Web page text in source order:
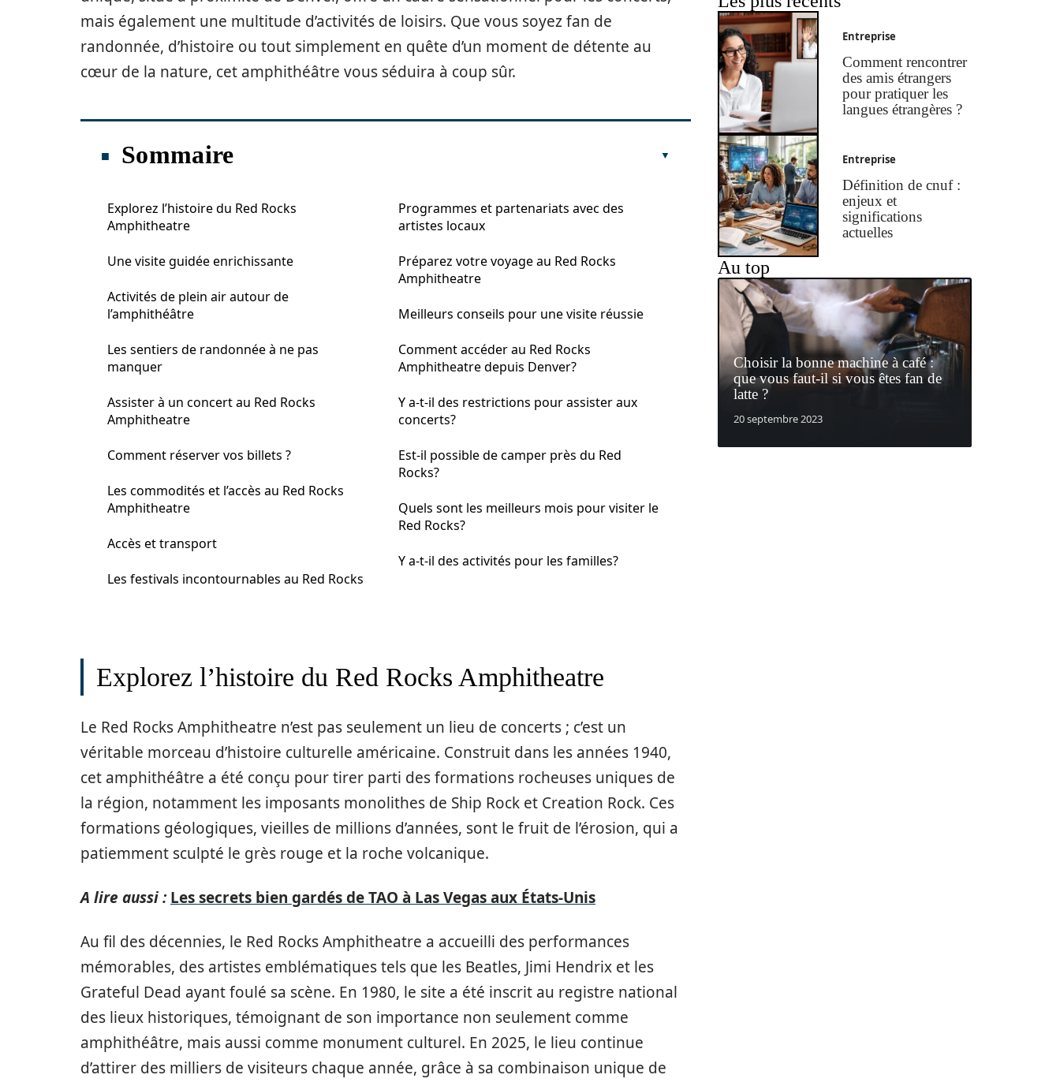
mais également une multitude d’activités de loisirs. Que vous soyez fan de
randonnée, d’histoire ou tout simplement en quête d’un moment de détente au
cœur de la nature, cet amphithéâtre vous séduira à coup sûr.
Sommaire
Explorez l’histoire du Red Rocks
Amphitheatre
Une visite guidée enrichissante
Activités de plein air autour de
l’amphithéâtre
Les sentiers de randonnée à ne pas
manquer
Assister à un concert au Red Rocks
Amphitheatre
Comment réserver vos billets ?
Les commodités et l’accès au Red Rocks
Amphitheatre
Accès et transport
Les festivals incontournables au Red Rocks
Programmes et partenariats avec des
artistes locaux
Préparez votre voyage au Red Rocks
Amphitheatre
Meilleurs conseils pour une visite réussie
Comment accéder au Red Rocks
Amphitheatre depuis Denver?
Y a-t-il des restrictions pour assister aux
concerts?
Est-il possible de camper près du Red
Rocks?
Quels sont les meilleurs mois pour visiter le
Red Rocks?
Y a-t-il des activités pour les familles?
Explorez l’histoire du Red Rocks Amphitheatre
Le Red Rocks Amphitheatre n’est pas seulement un lieu de concerts ; c’est un
véritable morceau d’histoire culturelle américaine. Construit dans les années 1940,
cet amphithéâtre a été conçu pour tirer parti des formations rocheuses uniques de
la région, notamment les imposants monolithes de Ship Rock et Creation Rock. Ces
formations géologiques, vieilles de millions d’années, sont le fruit de l’érosion, qui a
patiemment sculpté le grès rouge et la roche volcanique.
A lire aussi : Les secrets bien gardés de TAO à Las Vegas aux États‑Unis
Au fil des décennies, le Red Rocks Amphitheatre a accueilli des performances
mémorables, des artistes emblématiques tels que les Beatles, Jimi Hendrix et les
Grateful Dead ayant foulé sa scène. En 1980, le site a été inscrit au registre national
des lieux historiques, témoignant de son importance non seulement comme
amphithéâtre, mais aussi comme monument culturel. En 2025, le lieu continue
d’attirer des milliers de visiteurs chaque année, grâce à sa combinaison unique de
Entreprise
Comment rencontrer
des amis étrangers
pour pratiquer les
langues étrangères ?
Entreprise
Définition de cnuf :
enjeux et
significations
actuelles
Au top
Choisir la bonne machine à café :
que vous faut-il si vous êtes fan de
latte ?
20 septembre 2023